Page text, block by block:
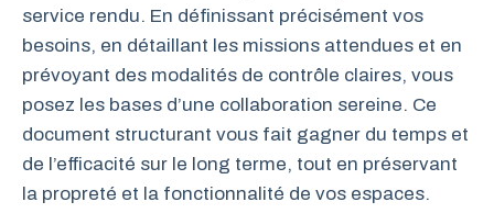
service rendu. En définissant précisément vos
besoins, en détaillant les missions attendues et en
prévoyant des modalités de contrôle claires, vous
posez les bases d’une collaboration sereine. Ce
document structurant vous fait gagner du temps et
de l’efficacité sur le long terme, tout en préservant
la propreté et la fonctionnalité de vos espaces.